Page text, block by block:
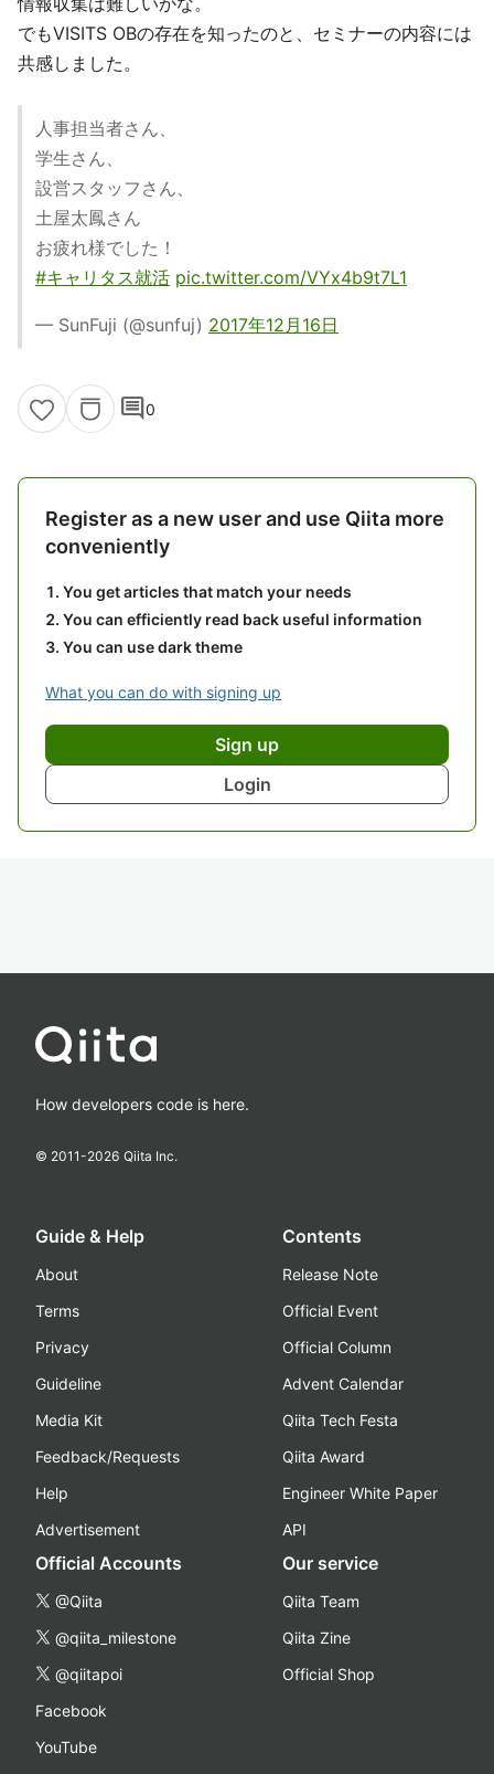
でもVISITS OBの存在を知ったのと、セミナーの内容には
共感しました。
人事担当者さん、
学生さん、
設営スタッフさん、
土屋太鳳さん
お疲れ様でした！
#キャリタス就活 pic.twitter.com/VYx4b9t7L1
— SunFuji (@sunfuj) 2017年12月16日
comment0
Register as a new user and use Qiita more
conveniently
You get articles that match your needs
You can efficiently read back useful information
You can use dark theme
What you can do with signing up
Sign up
Login
How developers code is here.
© 2011-2026 Qiita Inc.
Guide & Help
About
Terms
Privacy
Guideline
Media Kit
Feedback/Requests
Help
Advertisement
Contents
Release Note
Official Event
Official Column
Advent Calendar
Qiita Tech Festa
Qiita Award
Engineer White Paper
API
Official Accounts
@Qiita
@qiita_milestone
@qiitapoi
Facebook
YouTube
Our service
Qiita Team
Qiita Zine
Official Shop